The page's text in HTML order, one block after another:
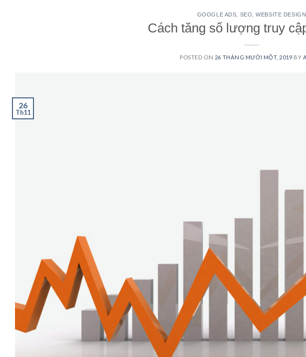
GOOGLE ADS SEO ,WEBSITE DESIGN
Cách tăng số lượng truy
POSTED ON 26 THÁNG MƯỜI MỘT, 2019 BY
26
Th11